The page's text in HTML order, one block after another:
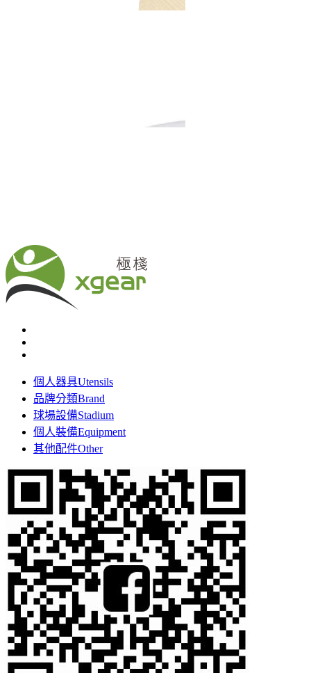
個人器具Utensils
品牌分類Brand
球場設備Stadium
個人裝備Equipment
其他配件Other